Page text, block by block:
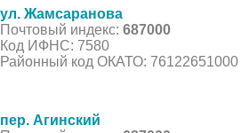
ул. Жамсаранова
Почтовый индекс: 687000
Код ИФНС: 7580
Районный код ОКАТО: 76122651000
пер. Агинский